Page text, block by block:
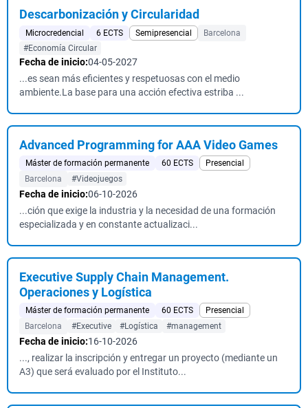
Descarbonización y Circularidad
Microcredencial 6 ECTS Semipresencial
Barcelona
#Economía Circular
Fecha de inicio:04-05-2027
...es sean más eficientes y respetuosas con el medio
ambiente.La base para una acción efectiva estriba ...
Advanced Programming for AAA Video Games
Máster de formación permanente 60 ECTS
Presencial
Barcelona
#Videojuegos
Fecha de inicio:06-10-2026
...ción que exige la industria y la necesidad de una formación
especializada y en constante actualizaci...
Executive Supply Chain Management.
Operaciones y Logística
Máster de formación permanente 60 ECTS
Presencial
Barcelona
#Executive #Logística #management
Fecha de inicio:16-10-2026
..., realizar la inscripción y entregar un proyecto (mediante un
A3) que será evaluado por el Instituto...